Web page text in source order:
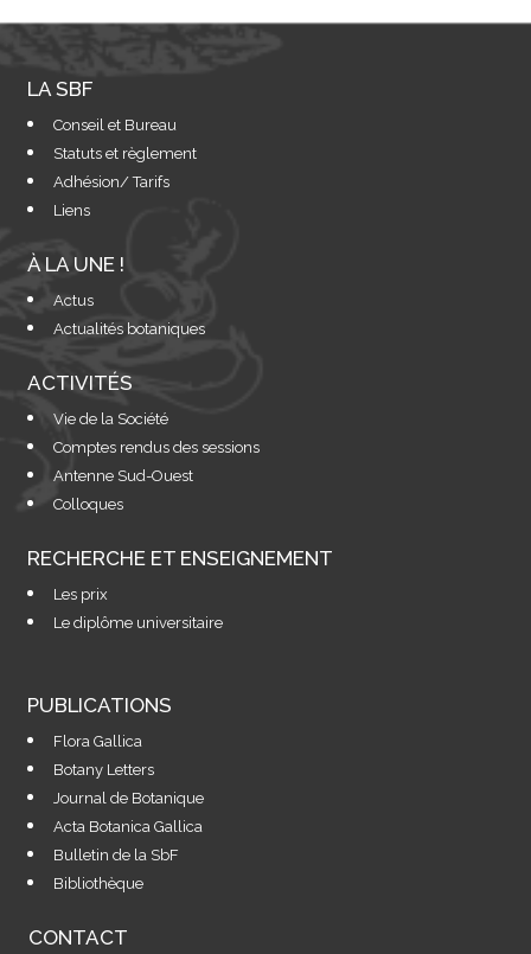
LA SBF
Conseil et Bureau
Statuts et règlement
Adhésion/ Tarifs
Liens
À LA UNE !
Actus
Actualités botaniques
ACTIVITÉS
Vie de la Société
Comptes rendus des sessions
Antenne Sud-Ouest
Colloques
RECHERCHE ET ENSEIGNEMENT
Les prix
Le diplôme universitaire
PUBLICATIONS
Flora Gallica
Botany Letters
Journal de Botanique
Acta Botanica Gallica
Bulletin de la SbF
Bibliothèque
CONTACT